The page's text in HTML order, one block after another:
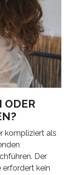
ODER
kompliziert als
Der
erfordert kein